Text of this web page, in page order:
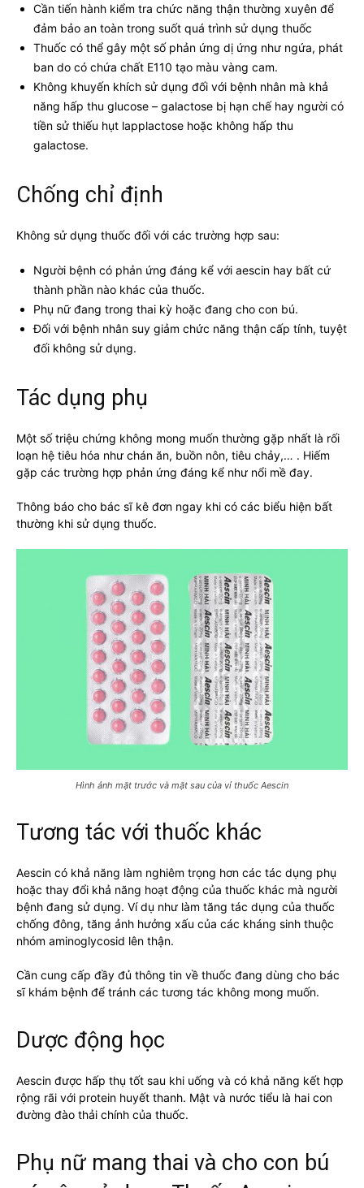
Cần tiến hành kiểm tra chức năng thận thường xuyên để
đảm bảo an toàn trong suốt quá trình sử dụng thuốc
Thuốc có thể gây một số phản ứng dị ứng như ngứa, phát
ban do có chứa chất E110 tạo màu vàng cam.
Không khuyến khích sử dụng đối với bệnh nhân mà khả
năng hấp thu glucose – galactose bị hạn chế hay người có
tiền sử thiếu hụt lapplactose hoặc không hấp thu
galactose.
Chống chỉ định
Không sử dụng thuốc đối với các trường hợp sau:
Người bệnh có phản ứng đáng kể với aescin hay bất cứ
thành phần nào khác của thuốc.
Phụ nữ đang trong thai kỳ hoặc đang cho con bú.
Đối với bệnh nhân suy giảm chức năng thận cấp tính, tuyệt
đối không sử dụng.
Tác dụng phụ
Một số triệu chứng không mong muốn thường gặp nhất là rối
loạn hệ tiêu hóa như chán ăn, buồn nôn, tiêu chảy,… . Hiếm
gặp các trường hợp phản ứng đáng kể như nổi mề đay.
Thông báo cho bác sĩ kê đơn ngay khi có các biểu hiện bất
thường khi sử dụng thuốc.
Hình ảnh mặt trước và mặt sau của vỉ thuốc Aescin
Tương tác với thuốc khác
Aescin có khả năng làm nghiêm trọng hơn các tác dụng phụ
hoặc thay đổi khả năng hoạt động của thuốc khác mà người
bệnh đang sử dụng. Ví dụ như làm tăng tác dụng của thuốc
chống đông, tăng ảnh hưởng xấu của các kháng sinh thuộc
nhóm aminoglycosid lên thận.
Cần cung cấp đầy đủ thông tin về thuốc đang dùng cho bác
sĩ khám bệnh để tránh các tương tác không mong muốn.
Dược động học
Aescin được hấp thụ tốt sau khi uống và có khả năng kết hợp
rộng rãi với protein huyết thanh. Mật và nước tiểu là hai con
đường đào thải chính của thuốc.
Phụ nữ mang thai và cho con bú